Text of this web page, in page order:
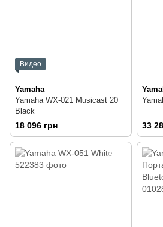
Видео
Yamaha
Yamaha WX-021 Musicast 20
Black
18 096 грн 33